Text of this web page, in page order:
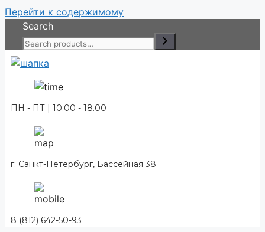
Перейти к содержимому
Search
ПН - ПТ | 10.00 - 18.00
г. Санкт-Петербург, Бассейная 38
8 (812) 642-50-93